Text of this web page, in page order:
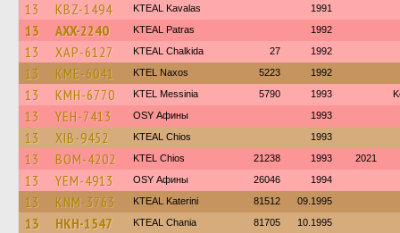
13 KBZ-1494 KTEAL Kavalas 1991
13 AXX-2240 KTEAL Patras 1992
13 XAP-6127 KTEAL Chalkida 27 1992
13 KME-6041 KTEL Naxos 5223 1992
13 KMH-6770 KTEL Messinia 5790 1993
13 YEH-7413 OSY Афины 1993
13 XIB-9452 KTEAL Chios 1993
13 BOM-4202 KTEL Chios 21238 1993 2021
13 YEM-4913 OSY Афины 26046 1994
13 KNM-3763 KTEAL Katerini 81512 09.1995
13 HKH-1547 KTEAL Chania 81705 10.1995